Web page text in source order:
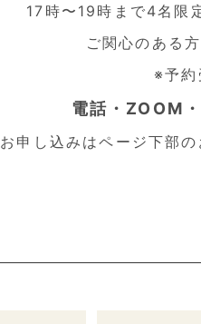
17時〜19時まで4名限
ご関心のある
※予約
電話・ZOOM
お申し込みはページ下部